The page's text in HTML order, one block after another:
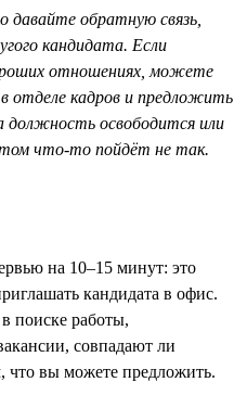
давайте обратную связь,
кандидата. Если
отношениях, можете
отделе кадров и предложить
должность освободится или
что-то пойдёт не так.
на 10–15 минут: это
кандидата в офис.
поиске работы,
совпадают ли
что вы можете предложить.